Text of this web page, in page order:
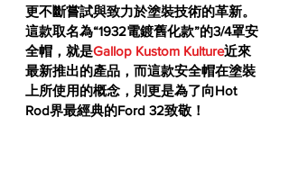
更不斷嘗試與致力於塗裝技術的革新。
這款取名為“1932電鍍舊化款”的3/4罩安
全帽，就是Gallop Kustom Kulture近來
最新推出的產品，而這款安全帽在塗裝
上所使用的概念，則更是為了向Hot
Rod界最經典的Ford 32致敬！